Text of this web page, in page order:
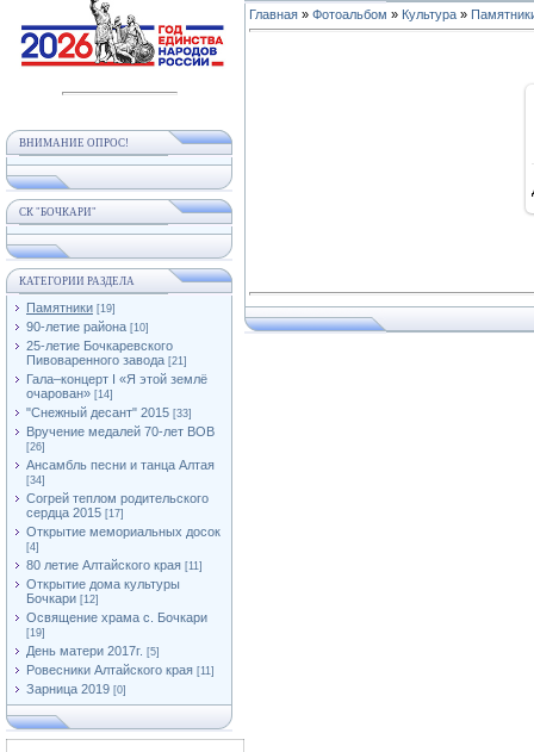
ВНИМАНИЕ ОПРОС!
СК "БОЧКАРИ"
КАТЕГОРИИ РАЗДЕЛА
Памятники [19]
90-летие района [10]
25-летие Бочкаревского
Пивоваренного завода [21]
Гала–концерт I «Я этой землё
очарован» [14]
"Снежный десант" 2015 [33]
Вручение медалей 70-лет ВОВ
[26]
Ансамбль песни и танца Алтая
[34]
Согрей теплом родительского
сердца 2015 [17]
Открытие мемориальных досок
[4]
80 летие Алтайского края [11]
Открытие дома культуры
Бочкари [12]
Освящение храма с. Бочкари
[19]
День матери 2017г. [5]
Ровесники Алтайского края [11]
Зарница 2019 [0]
Главная » Фотоальбом » Культура »